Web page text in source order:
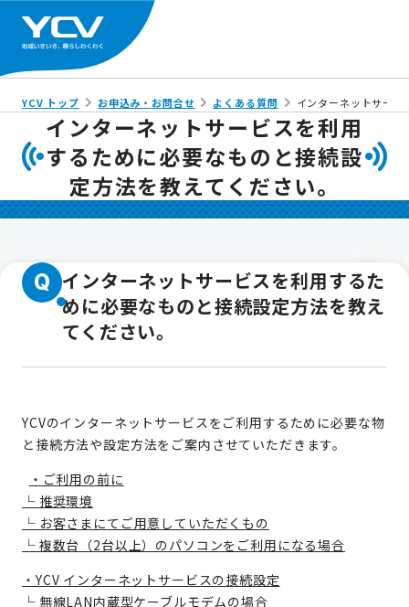
YCV トップ お申込み・お問合せ よくある質問 インターネットサー
インターネットサービスを利用
するために必要なものと接続設
定方法を教えてください。
Q インターネットサービスを利用するた
めに必要なものと接続設定方法を教え
てください。
YCVのインターネットサービスをご利用するために必要な物
と接続方法や設定方法をご案内させていただきます。
・ご利用の前に
└ 推奨環境
└ お客さまにてご用意していただくもの
└ 複数台（2台以上）のパソコンをご利用になる場合
・YCV インターネットサービスの接続設定
└ 無線LAN内蔵型ケーブルモデムの場合